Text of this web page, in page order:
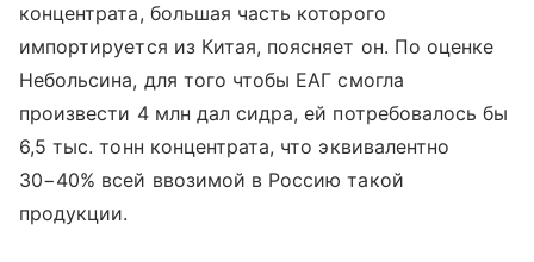
концентрата, большая часть которого
импортируется из Китая, поясняет он. По оценке
Небольсина, для того чтобы ЕАГ смогла
произвести 4 млн дал сидра, ей потребовалось бы
6,5 тыс. тонн концентрата, что эквивалентно
30−40% всей ввозимой в Россию такой
продукции.